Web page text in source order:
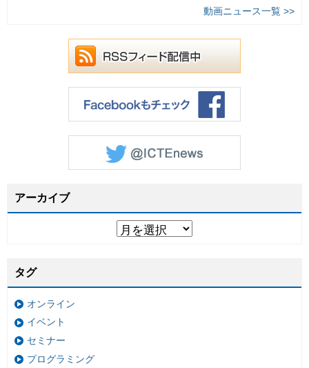
動画ニュース一覧 >>
アーカイブ
タグ
オンライン
イベント
セミナー
プログラミング